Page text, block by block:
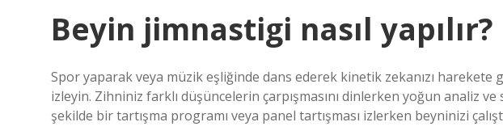
Beyin jimnastigi nasıl yapılır?
Spor yaparak veya müzik eşliğinde dans ederek kinetik zekanızı
izleyin. Zihniniz farklı düşüncelerin çarpışmasını dinlerken yoğun analiz
şekilde bir tartışma programı veya panel tartışması izlerken beyninizi